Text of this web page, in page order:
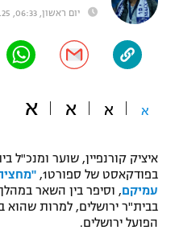
"מחצית בשכונה" –
משתתפים וזוכים בפרסים
תקנון משתתפים וזוכים
תקנון עבור פעילות
תקנון עבור פעילות ספורט 1 – "מרלן"
גיימינג E-Sports
ספורט מוטורי
כדורמים
בייסבול MLB
ספורט אתגרי ואקסטרים
יום ראשון, 06:33, 30.03.25
א א א א
איציק קורנפיין, שוער ומנכ"ל
בפודקאסט של ספורט1,
עמיקם, וסיפר בין השאר
בבית"ר ירושלים, למרות שהוא
הפועל ירושלים.